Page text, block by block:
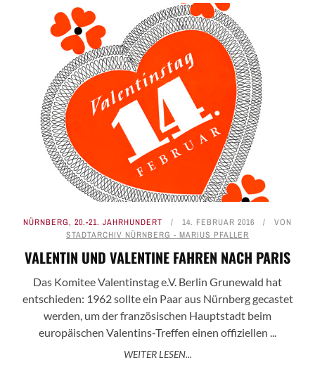
NÜRNBERG, 20.-21. JAHRHUNDERT 14. FEBRUAR 2016
VON
STADTARCHIV NÜRNBERG - MARIUS PFALLER
VALENTIN UND VALENTINE FAHREN NACH PARIS
Das Komitee Valentinstag e.V. Berlin Grunewald hat
entschieden: 1962 sollte ein Paar aus Nürnberg gecastet
werden, um der französischen Hauptstadt beim
europäischen Valentins-Treffen einen offiziellen ...
WEITER LESEN...